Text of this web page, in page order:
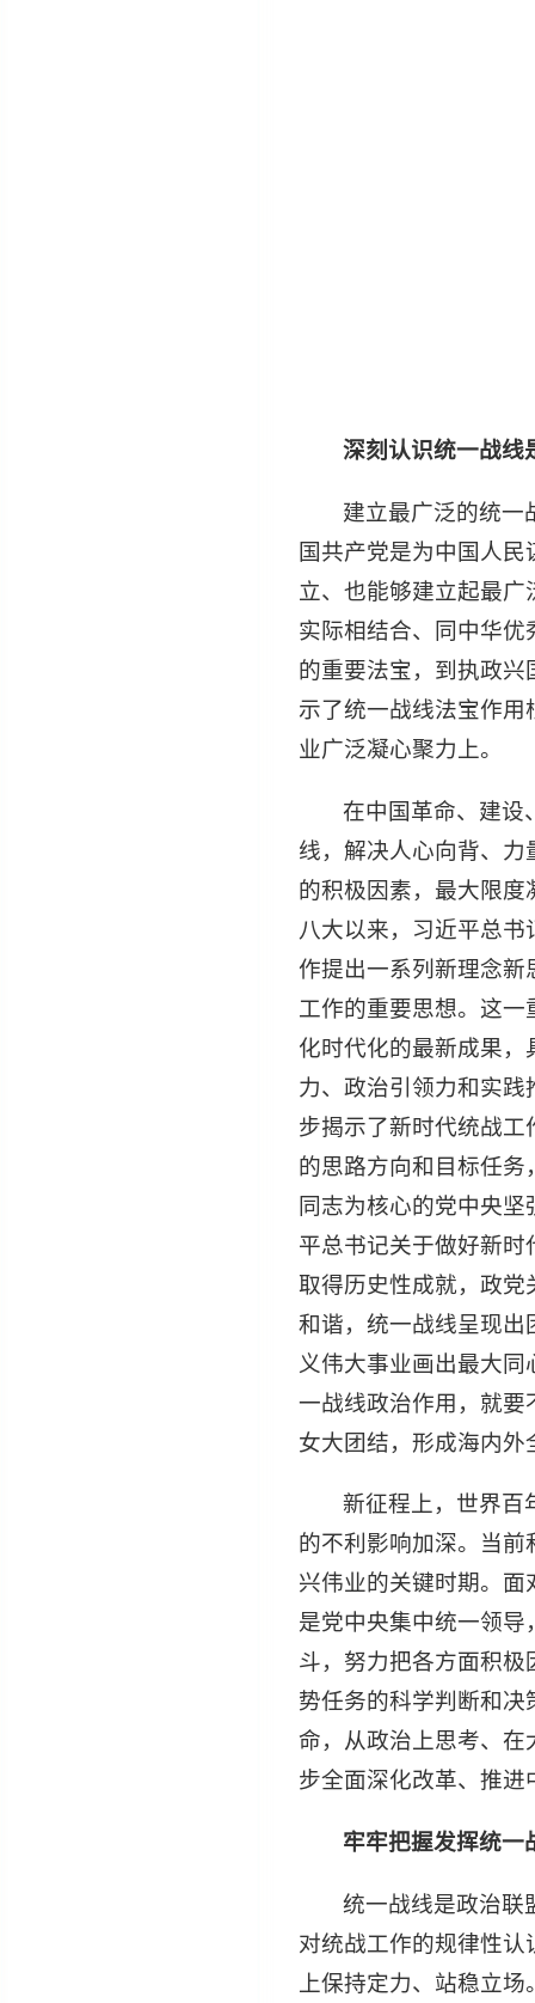
深刻认识统一战线
建立最广泛的统一
国共产党是为中国人
立、也能够建立起最
实际相结合、同中华
的重要法宝，到执政
示了统一战线法宝作
业广泛凝心聚力上。
在中国革命、建设
线，解决人心向背、
的积极因素，最大限
八大以来，习近平总
作提出一系列新理念新
工作的重要思想。这
化时代化的最新成果
力、政治引领力和实
步揭示了新时代统战
的思路方向和目标任
同志为核心的党中央
平总书记关于做好新
取得历史性成就，政党
和谐，统一战线呈现出
义伟大事业画出最大
一战线政治作用，就要
女大团结，形成海内
新征程上，世界百
的不利影响加深。当
兴伟业的关键时期。
是党中央集中统一领
斗，努力把各方面积
势任务的科学判断和
命，从政治上思考、在
步全面深化改革、推
牢牢把握发挥统一
统一战线是政治联
对统战工作的规律性
上保持定力、站稳立场